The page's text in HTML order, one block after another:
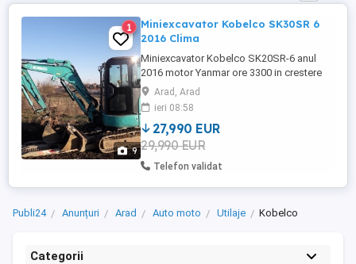
9
1
Miniexcavator Kobelco SK30SR 6
2016 Clima
Miniexcavator Kobelco SK20SR-6 anul
2016 motor Yanmar ore 3300 in crestere
aer conditionat cabina incalzita cupla
rapida hidraulica la buton (schimbare
cupa din cabina)
Arad, Arad
ieri 08:58
27,990 EUR
29,990 EUR
Telefon validat
Publi24 Anunțuri Arad Auto moto Utilaje Kobelco
Categorii